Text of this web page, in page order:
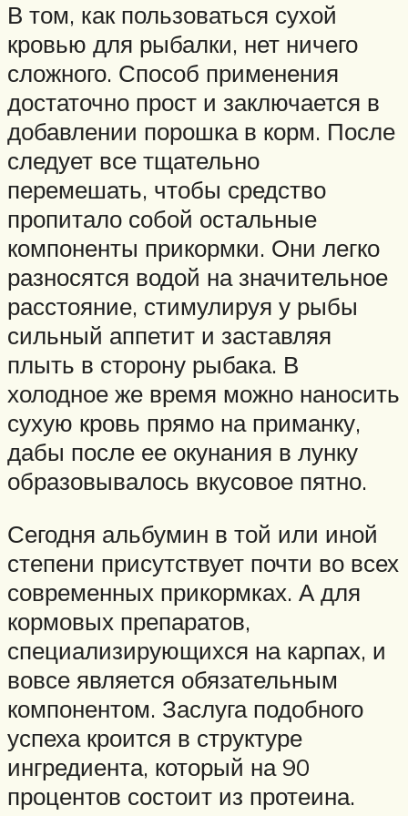
В том, как пользоваться сухой
кровью для рыбалки, нет ничего
сложного. Способ применения
достаточно прост и заключается в
добавлении порошка в корм. После
следует все тщательно
перемешать, чтобы средство
пропитало собой остальные
компоненты прикормки. Они легко
разносятся водой на значительное
расстояние, стимулируя у рыбы
сильный аппетит и заставляя
плыть в сторону рыбака. В
холодное же время можно наносить
сухую кровь прямо на приманку,
дабы после ее окунания в лунку
образовывалось вкусовое пятно.
Сегодня альбумин в той или иной
степени присутствует почти во всех
современных прикормках. А для
кормовых препаратов,
специализирующихся на карпах, и
вовсе является обязательным
компонентом. Заслуга подобного
успеха кроится в структуре
ингредиента, который на 90
процентов состоит из протеина.